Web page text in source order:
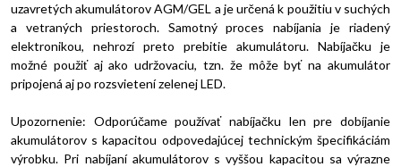
uzavretých akumulátorov AGM/GEL a je určená k použitiu v suchých
a vetraných priestoroch. Samotný proces nabíjania je riadený
elektronikou, nehrozí preto prebitie akumulátoru. Nabíjačku je
možné použiť aj ako udržovaciu, tzn. že môže byť na akumulátor
pripojená aj po rozsvietení zelenej LED.
Upozornenie: Odporúčame používať nabíjačku len pre dobíjanie
akumulátorov s kapacitou odpovedajúcej technickým špecifikáciám
výrobku. Pri nabíjaní akumulátorov s vyššou kapacitou sa výrazne